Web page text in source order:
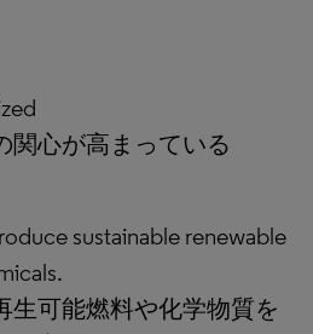
関心が高まっている
sustainable renewable
生可能燃料や化学物質を